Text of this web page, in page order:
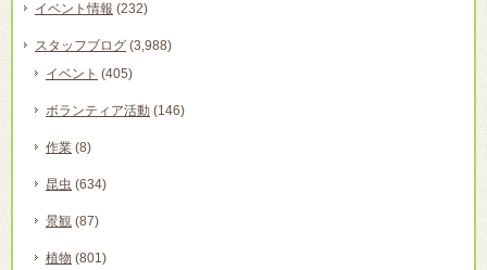
イベント情報 (232)
スタッフブログ (3,988)
イベント (405)
ボランティア活動 (146)
作業 (8)
昆虫 (634)
景観 (87)
植物 (801)